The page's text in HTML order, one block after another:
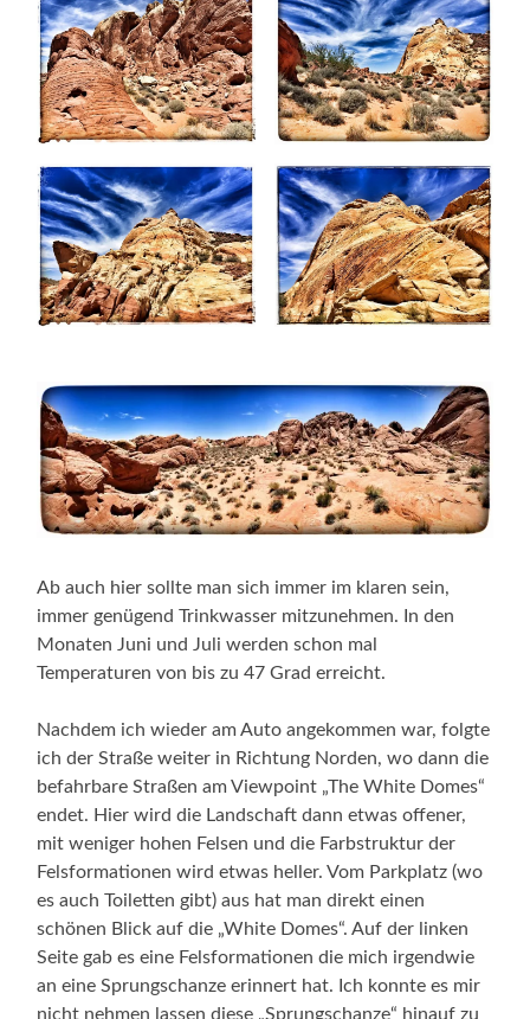
Ab auch hier sollte man sich immer im klaren sein,
immer genügend Trinkwasser mitzunehmen. In den
Monaten Juni und Juli werden schon mal
Temperaturen von bis zu 47 Grad erreicht.
Nachdem ich wieder am Auto angekommen war, folgte
ich der Straße weiter in Richtung Norden, wo dann die
befahrbare Straßen am Viewpoint „The White Domes“
endet. Hier wird die Landschaft dann etwas offener,
mit weniger hohen Felsen und die Farbstruktur der
Felsformationen wird etwas heller. Vom Parkplatz (wo
es auch Toiletten gibt) aus hat man direkt einen
schönen Blick auf die „White Domes“. Auf der linken
Seite gab es eine Felsformationen die mich irgendwie
an eine Sprungschanze erinnert hat. Ich konnte es mir
nicht nehmen lassen diese „Sprungschanze“ hinauf zu